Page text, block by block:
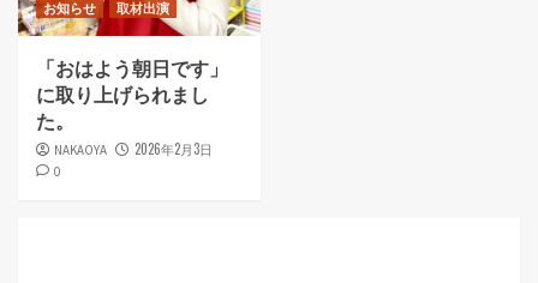
お知らせ 取材出演
「おはよう朝日です」
に取り上げられまし
た。
NAKAOYA 2026年2月3日
0